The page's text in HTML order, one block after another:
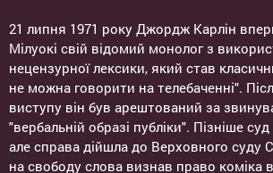
21 липня 1971 року Джордж Карлін
Мілуокі свій відомий монолог з
нецензурної лексики, який став
не можна говорити на телебаченні".
виступу він був арештований за
"вербальній образі публіки". Пізніше
але справа дійшла до Верховного суду
на свободу слова визнав право коміка